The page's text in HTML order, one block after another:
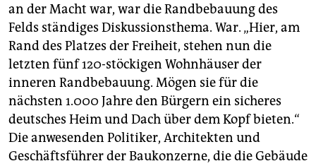
an der Macht war, war die Randbebauung des
Felds ständiges Diskussionsthema. War. „Hier, am
Rand des Platzes der Freiheit, stehen nun die
letzten fünf 120-stöckigen Wohnhäuser der
inneren Randbebauung. Mögen sie für die
nächsten 1.000 Jahre den Bürgern ein sicheres
deutsches Heim und Dach über dem Kopf bieten.“
Die anwesenden Politiker, Architekten und
Geschäftsführer der Baukonzerne, die die Gebäude